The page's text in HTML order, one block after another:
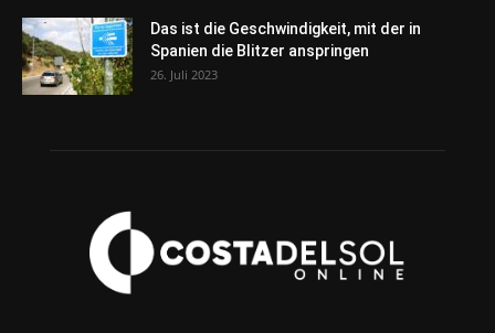
Das ist die Geschwindigkeit, mit der in
Spanien die Blitzer anspringen
26. Juli 2023